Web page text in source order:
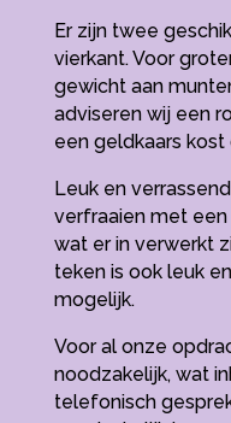
Er zijn twee
vierkant. Voor
gewicht aan
adviseren wij een
een geldkaars kost
Leuk en
verfraaien met
wat er in verwerkt
teken is ook leuk
mogelijk.
Voor al onze
noodzakelijk, wat
telefonisch